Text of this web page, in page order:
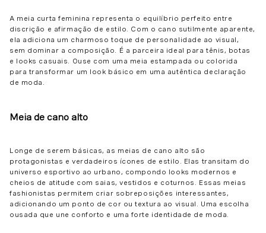
A meia curta feminina representa o equilíbrio perfeito entre
discrição e afirmação de estilo. Com o cano sutilmente aparente,
ela adiciona um charmoso toque de personalidade ao visual,
sem dominar a composição. É a parceira ideal para tênis, botas
e looks casuais. Ouse com uma meia estampada ou colorida
para transformar um look básico em uma autêntica declaração
de moda.
Meia de cano alto
Longe de serem básicas, as meias de cano alto são
protagonistas e verdadeiros ícones de estilo. Elas transitam do
universo esportivo ao urbano, compondo looks modernos e
cheios de atitude com saias, vestidos e coturnos. Essas meias
fashionistas permitem criar sobreposições interessantes,
adicionando um ponto de cor ou textura ao visual. Uma escolha
ousada que une conforto e uma forte identidade de moda.